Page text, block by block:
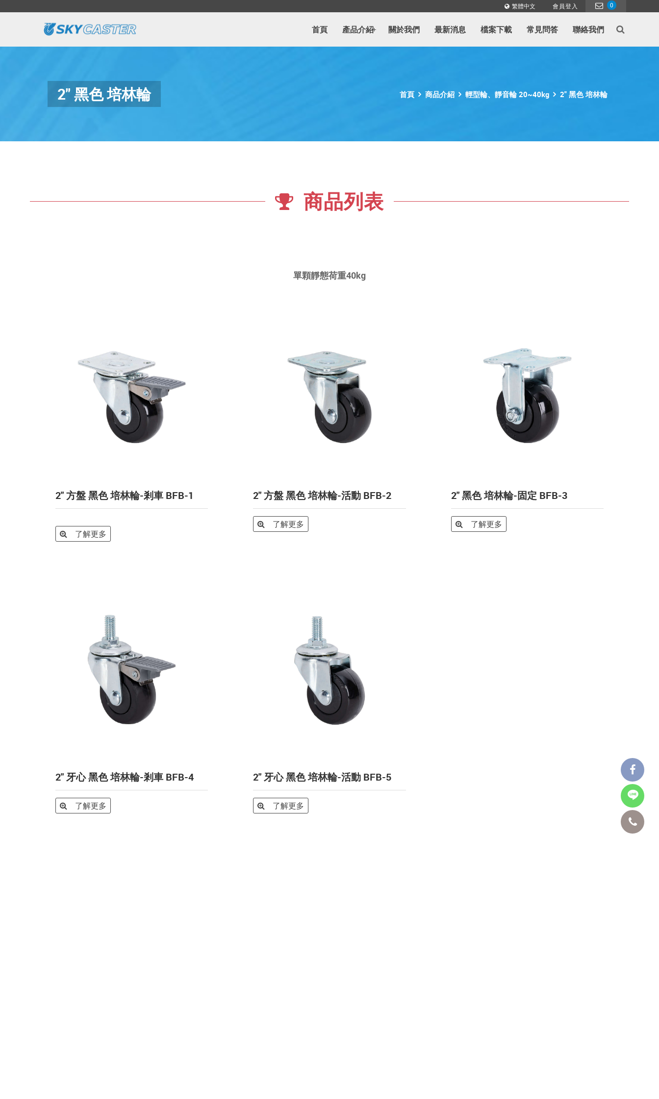
0
會員登入
繁體中文
首頁 產品介紹+ 關於我們 最新消息 檔案下載 常見問答 聯絡我們
2" 黑色 培林輪 首頁 商品介紹 輕型輪、靜音輪 20~40kg 2" 黑色 培林輪
商品列表
單顆靜態荷重40kg
2" 方盤 黑色 培林輪-剎車 BFB-1
了解更多
2" 方盤 黑色 培林輪-活動 BFB-2
了解更多
2" 黑色 培林輪-固定 BFB-3
了解更多
2" 牙心 黑色 培林輪-剎車 BFB-4
了解更多
2" 牙心 黑色 培林輪-活動 BFB-5
了解更多